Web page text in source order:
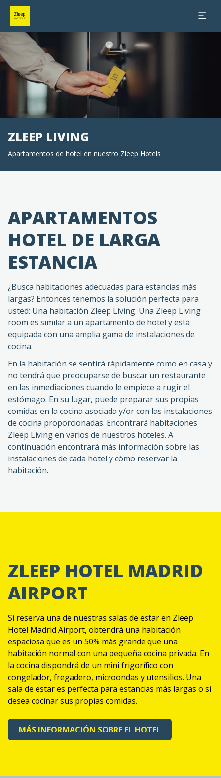
Diapositiva 1 de 0
ZLEEP LIVING
Apartamentos de hotel en nuestro Zleep Hotels
APARTAMENTOS
HOTEL DE LARGA
ESTANCIA
¿Busca habitaciones adecuadas para estancias más
largas? Entonces tenemos la solución perfecta para
usted: Una habitación Zleep Living. Una Zleep Living
room es similar a un apartamento de hotel y está
equipada con una amplia gama de instalaciones de
cocina.
En la habitación se sentirá rápidamente como en casa y
no tendrá que preocuparse de buscar un restaurante
en las inmediaciones cuando le empiece a rugir el
estómago. En su lugar, puede preparar sus propias
comidas en la cocina asociada y/or con las instalaciones
de cocina proporcionadas. Encontrará habitaciones
Zleep Living en varios de nuestros hoteles. A
continuación encontrará más información sobre las
instalaciones de cada hotel y cómo reservar la
habitación.
ZLEEP HOTEL MADRID
AIRPORT
Si reserva una de nuestras salas de estar en Zleep
Hotel Madrid Airport, obtendrá una habitación
espaciosa que es un 50% más grande que una
habitación normal con una pequeña cocina privada. En
la cocina dispondrá de un mini frigorífico con
congelador, fregadero, microondas y utensilios. Una
sala de estar es perfecta para estancias más largas o si
desea cocinar sus propias comidas.
MÁS INFORMACIÓN SOBRE EL HOTEL